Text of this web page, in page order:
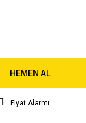
HEMEN AL
Fiyat Alarmı